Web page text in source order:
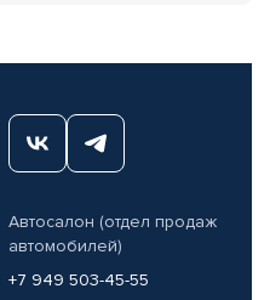
Автосалон (отдел продаж
автомобилей)
+7 949 503-45-55